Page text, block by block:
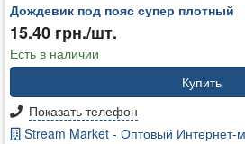
Дождевик под пояс супер плотный
15.40 грн./шт.
Есть в наличии
Купить
Показать телефон
Stream Market - Оптовый Интернет-